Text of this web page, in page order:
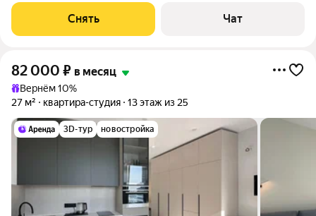
Стиральная машина Сушильная машина Холодильник
Посудомоечная машина Кондиционер
Снять Чат
82 000 ₽ в месяц
Вернём 10%
27 м²
квартира-студия 13 этаж из 25
3D-тур новостройка